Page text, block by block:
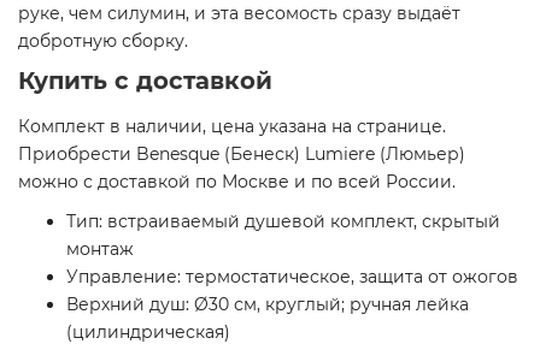
руке, чем силумин, и эта весомость сразу выдаёт
добротную сборку.
Купить с доставкой
Комплект в наличии, цена указана на странице.
Приобрести Benesque (Бенеск) Lumiere (Люмьер)
можно с доставкой по Москве и по всей России.
Тип: встраиваемый душевой комплект, скрытый
монтаж
Управление: термостатическое, защита от ожогов
Верхний душ: Ø30 см, круглый; ручная лейка
(цилиндрическая)